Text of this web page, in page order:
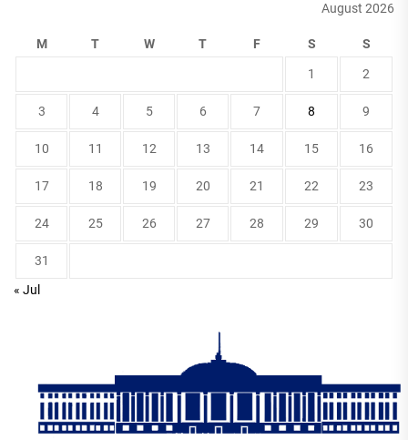
August 2026
M T W T F S S
1 2
3 4 5 6 7 8 9
10 11 12 13 14 15 16
17 18 19 20 21 22 23
24 25 26 27 28 29 30
31
« Jul